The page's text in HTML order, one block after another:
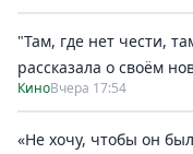
"Там, где нет чести,
рассказала о своём
КиноВчера 17:54
«Не хочу, чтобы он